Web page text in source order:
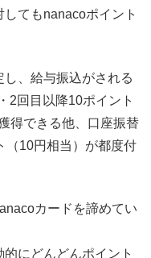
てもnanacoポイント
、給与振込がされる
2回目以降10ポイント
得できる他、口座振替
（10円相当）が都度付
カードを諦めてい
にどんどんポイント